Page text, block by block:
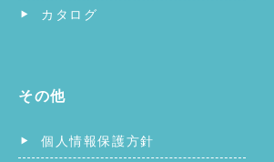
カタログ
その他
個人情報保護方針